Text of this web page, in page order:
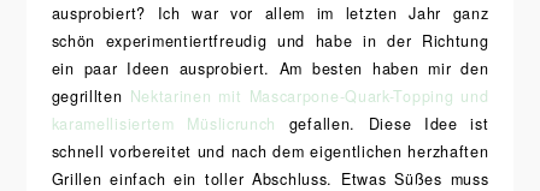
ausprobiert? Ich war vor allem im letzten Jahr ganz
schön experimentiertfreudig und habe in der Richtung
ein paar Ideen ausprobiert. Am besten haben mir den
gegrillten Nektarinen mit Mascarpone-Quark-Topping und
karamellisiertem Müslicrunch
gefallen. Diese Idee ist
schnell vorbereitet und nach dem eigentlichen herzhaften
Grillen einfach ein toller Abschluss. Etwas Süßes muss